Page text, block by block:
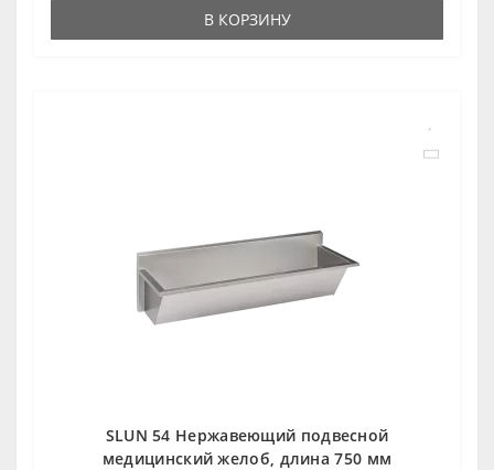
В КОРЗИНУ
SLUN 54 Нержавеющий подвесной
медицинский желоб, длина 750 мм